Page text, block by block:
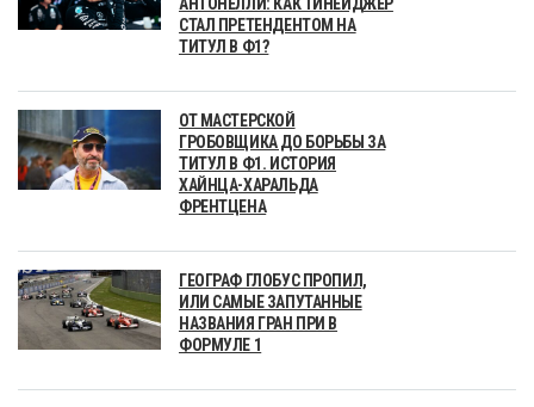
СТАЛ ПРЕТЕНДЕНТОМ НА
ТИТУЛ В Ф1?
ОТ МАСТЕРСКОЙ
ГРОБОВЩИКА ДО БОРЬБЫ ЗА
ТИТУЛ В Ф1. ИСТОРИЯ
ХАЙНЦА-ХАРАЛЬДА
ФРЕНТЦЕНА
ГЕОГРАФ ГЛОБУС ПРОПИЛ,
ИЛИ САМЫЕ ЗАПУТАННЫЕ
НАЗВАНИЯ ГРАН ПРИ В
ФОРМУЛЕ 1